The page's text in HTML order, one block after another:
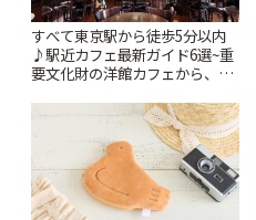
すべて東京駅から徒歩5分以内
♪駅近カフェ最新ガイド6選~重
要文化財の洋館カフェから、改